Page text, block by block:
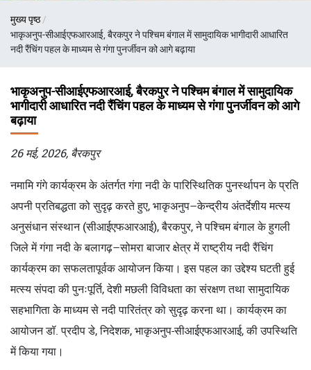
पग
चिन्ह
मुख्य पृष्ठ
भाकृअनुप-सीआईएफआरआई, बैरकपुर ने पश्चिम बंगाल में सामुदायिक भागीदारी आधारित
नदी रैंचिंग पहल के माध्यम से गंगा पुनर्जीवन को आगे बढ़ाया
भाकृअनुप-सीआईएफआरआई, बैरकपुर ने पश्चिम बंगाल में सामुदायिक
भागीदारी आधारित नदी रैंचिंग पहल के माध्यम से गंगा पुनर्जीवन को आगे
बढ़ाया
26 मई, 2026, बैरकपुर
नमामि गंगे कार्यक्रम के अंतर्गत गंगा नदी के पारिस्थितिक पुनर्स्थापन के प्रति
अपनी प्रतिबद्धता को सुदृढ़ करते हुए, भाकृअनुप–केन्द्रीय अंतर्देशीय मत्स्य
अनुसंधान संस्थान (सीआईएफआरआई), बैरकपुर, ने पश्चिम बंगाल के हुगली
जिले में गंगा नदी के बलागढ़–सोमरा बाजार क्षेत्र में राष्ट्रीय नदी रैंचिंग
कार्यक्रम का सफलतापूर्वक आयोजन किया। इस पहल का उद्देश्य घटती हुई
मत्स्य संपदा की पुनःपूर्ति, देशी मछली विविधता का संरक्षण तथा सामुदायिक
सहभागिता के माध्यम से नदी पारितंत्र को सुदृढ़ करना था। कार्यक्रम का
आयोजन डॉ. प्रदीप डे, निदेशक, भाकृअनुप-सीआईएफआरआई, की उपस्थिति
में किया गया।